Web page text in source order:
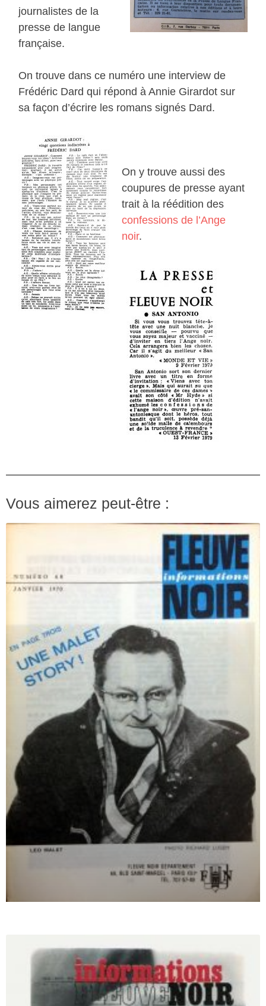
journalistes de la
presse de langue
française.
On trouve dans ce numéro une interview de
Frédéric Dard qui répond à Annie Girardot sur
sa façon d’écrire les romans signés Dard.
On y trouve aussi des
coupures de presse ayant
trait à la réédition des
confessions de l’Ange
noir.
Vous aimerez peut-être :